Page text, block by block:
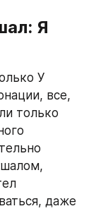
Я
У
все,
только
даже